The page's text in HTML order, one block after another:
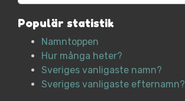
Populär statistik
Namntoppen
Hur många heter?
Sveriges vanligaste namn?
Sveriges vanligaste efternamn?